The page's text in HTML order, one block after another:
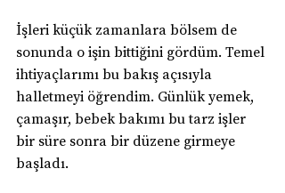
İşleri küçük zamanlara bölsem de
sonunda o işin bittiğini gördüm. Temel
ihtiyaçlarımı bu bakış açısıyla
halletmeyi öğrendim. Günlük yemek,
çamaşır, bebek bakımı bu tarz işler
bir süre sonra bir düzene girmeye
başladı.